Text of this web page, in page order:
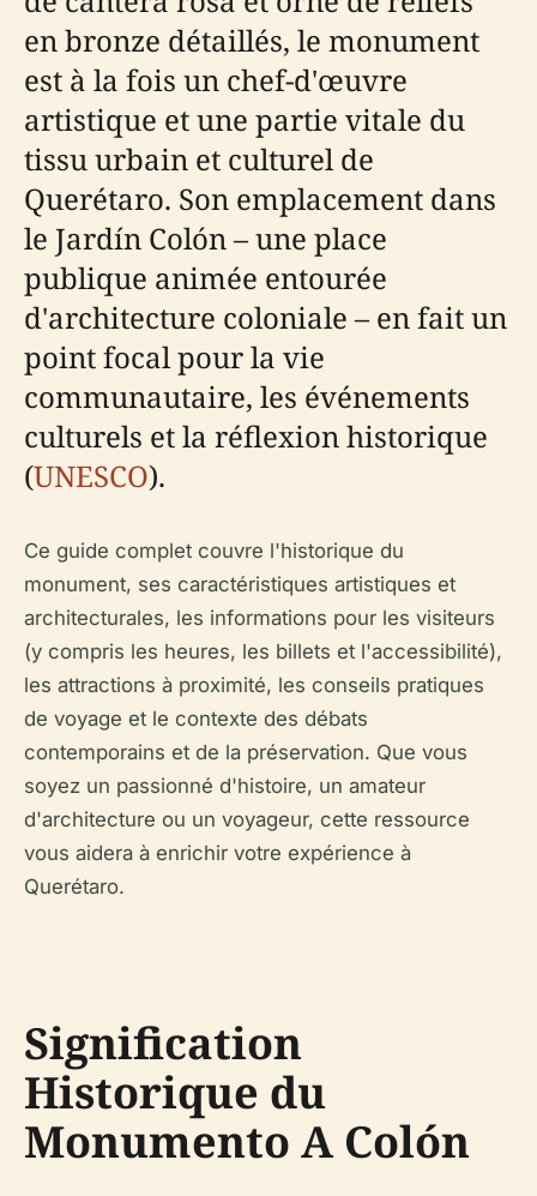
en bronze détaillés, le monument
est à la fois un chef-d'œuvre
artistique et une partie vitale du
tissu urbain et culturel de
Querétaro. Son emplacement dans
le Jardín Colón – une place
publique animée entourée
d'architecture coloniale – en fait un
point focal pour la vie
communautaire, les événements
culturels et la réflexion historique
(UNESCO).
Ce guide complet couvre l'historique du
monument, ses caractéristiques artistiques et
architecturales, les informations pour les visiteurs
(y compris les heures, les billets et l'accessibilité),
les attractions à proximité, les conseils pratiques
de voyage et le contexte des débats
contemporains et de la préservation. Que vous
soyez un passionné d'histoire, un amateur
d'architecture ou un voyageur, cette ressource
vous aidera à enrichir votre expérience à
Querétaro.
Signification
Historique du
Monumento A Colón